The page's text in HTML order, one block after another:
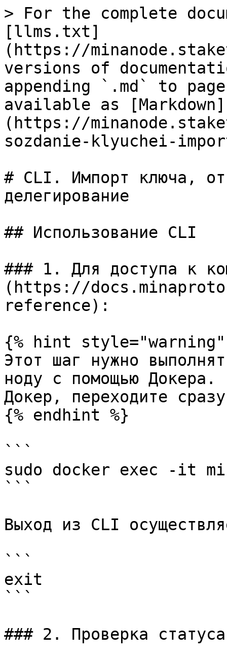
> For the complete
[llms.txt]
(https://
versions of
appending `.md` to
available as [Markdown]
(https://
sozdanie-klyuchei-
# CLI. Импорт ключа,
делегирование
## Использование CLI
### 1. Для доступа к
(https://
reference):
{% hint style="warning"
Этот шаг нужно
ноду с помощью Докера.
Докер, переходите
{% endhint %}
```
sudo docker exec -it
```
Выход из CLI
```
exit
```
### 2. Проверка